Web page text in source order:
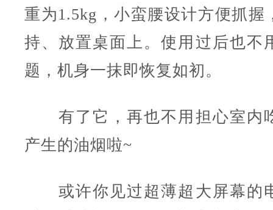
重为1.5kg，小蛮腰设计方便抓握
持、放置桌面上。使用过后也不
题，机身一抹即恢复如初。
有了它，再也不用担心室内
产生的油烟啦~
或许你见过超薄超大屏幕的